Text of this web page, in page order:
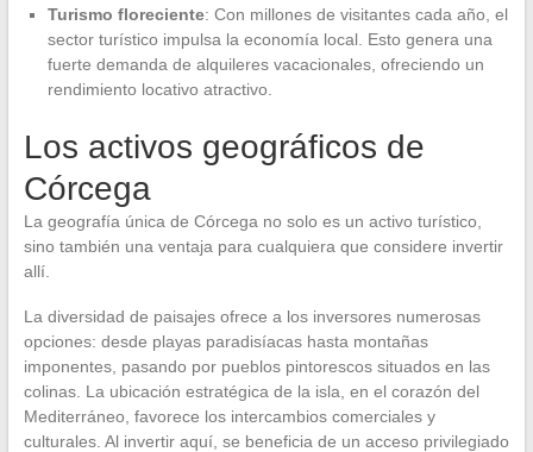
Turismo floreciente: Con millones de visitantes cada año, el
sector turístico impulsa la economía local. Esto genera una
fuerte demanda de alquileres vacacionales, ofreciendo un
rendimiento locativo atractivo.
Los activos geográficos de
Córcega
La geografía única de Córcega no solo es un activo turístico,
sino también una ventaja para cualquiera que considere invertir
allí.
La diversidad de paisajes ofrece a los inversores numerosas
opciones: desde playas paradisíacas hasta montañas
imponentes, pasando por pueblos pintorescos situados en las
colinas. La ubicación estratégica de la isla, en el corazón del
Mediterráneo, favorece los intercambios comerciales y
culturales. Al invertir aquí, se beneficia de un acceso privilegiado